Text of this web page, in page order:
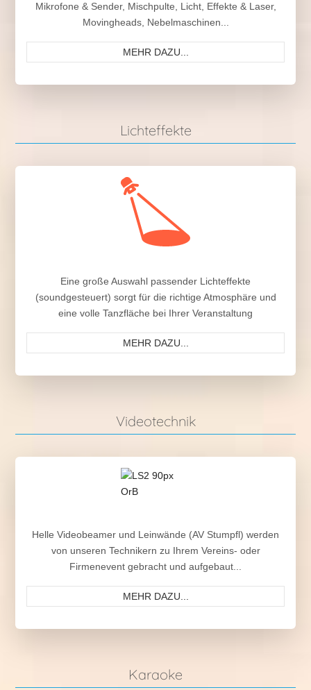
Mikrofone & Sender, Mischpulte, Licht, Effekte & Laser,
Movingheads, Nebelmaschinen...
MEHR DAZU...
Lichteffekte
Eine große Auswahl passender Lichteffekte
(soundgesteuert) sorgt für die richtige Atmosphäre und
eine volle Tanzfläche bei Ihrer Veranstaltung
MEHR DAZU...
Videotechnik
Helle Videobeamer und Leinwände (AV Stumpfl) werden
von unseren Technikern zu Ihrem Vereins- oder
Firmenevent gebracht und aufgebaut...
MEHR DAZU...
Karaoke